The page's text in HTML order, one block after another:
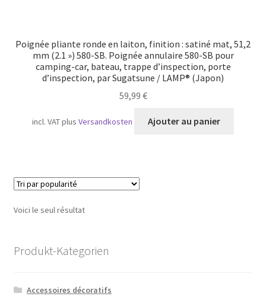
Poignée pliante ronde en laiton, finition : satiné mat, 51,2
mm (2.1 ») 580-SB. Poignée annulaire 580-SB pour
camping-car, bateau, trappe d’inspection, porte
d’inspection, par Sugatsune / LAMP® (Japon)
59,99 €
incl. VATplusVersandkosten Ajouter au panier
Voici le seul résultat
Produkt-Kategorien
Accessoires décoratifs